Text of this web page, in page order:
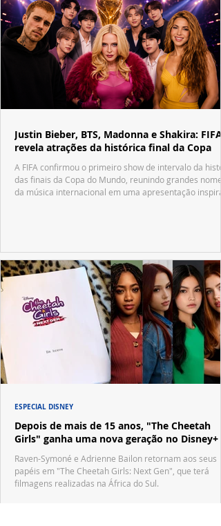
Justin Bieber, BTS, Madonna e Shakira: FIFA
revela atrações da histórica final da Copa
A FIFA confirmou o primeiro show de intervalo da
das finais da Copa do Mundo, reunindo grandes nomes
da música internacional em uma apresentação
Depois de mais de 15 anos, "The Cheetah
Girls" ganha uma nova geração no Disney+
Raven-Symoné e Adrienne Bailon retornam aos seus
papéis em "The Cheetah Girls: Next Gen", que terá
filmagens realizadas na África do Sul.
ESPECIAL DISNEY